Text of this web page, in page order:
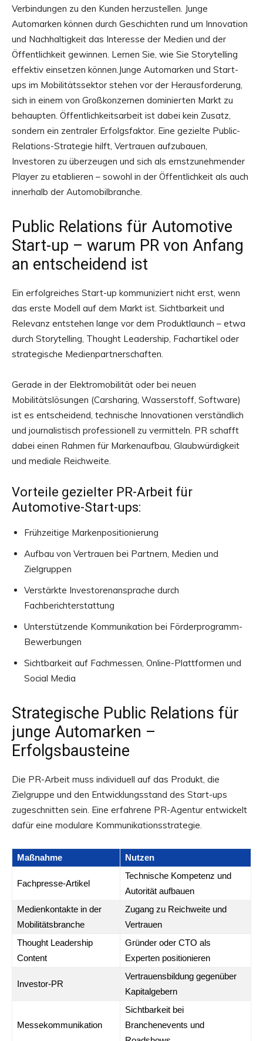
Verbindungen zu den Kunden herzustellen. Junge
Automarken können durch Geschichten rund um Innovation
und Nachhaltigkeit das Interesse der Medien und der
Öffentlichkeit gewinnen. Lernen Sie, wie Sie Storytelling
effektiv einsetzen können.Junge Automarken und Start-
ups im Mobilitätssektor stehen vor der Herausforderung,
sich in einem von Großkonzernen dominierten Markt zu
behaupten. Öffentlichkeitsarbeit ist dabei kein Zusatz,
sondern ein zentraler Erfolgsfaktor. Eine gezielte Public-
Relations-Strategie hilft, Vertrauen aufzubauen,
Investoren zu überzeugen und sich als ernstzunehmender
Player zu etablieren – sowohl in der Öffentlichkeit als auch
innerhalb der Automobilbranche.
Public Relations für Automotive
Start-up – warum PR von Anfang
an entscheidend ist
Ein erfolgreiches Start-up kommuniziert nicht erst, wenn
das erste Modell auf dem Markt ist. Sichtbarkeit und
Relevanz entstehen lange vor dem Produktlaunch – etwa
durch Storytelling, Thought Leadership, Fachartikel oder
strategische Medienpartnerschaften.
Gerade in der Elektromobilität oder bei neuen
Mobilitätslösungen (Carsharing, Wasserstoff, Software)
ist es entscheidend, technische Innovationen verständlich
und journalistisch professionell zu vermitteln. PR schafft
dabei einen Rahmen für Markenaufbau, Glaubwürdigkeit
und mediale Reichweite.
Vorteile gezielter PR-Arbeit für
Automotive-Start-ups:
Frühzeitige Markenpositionierung
Aufbau von Vertrauen bei Partnern, Medien und
Zielgruppen
Verstärkte Investorenansprache durch
Fachberichterstattung
Unterstützende Kommunikation bei Förderprogramm-
Bewerbungen
Sichtbarkeit auf Fachmessen, Online-Plattformen und
Social Media
Strategische Public Relations für
junge Automarken –
Erfolgsbausteine
Die PR-Arbeit muss individuell auf das Produkt, die
Zielgruppe und den Entwicklungsstand des Start-ups
zugeschnitten sein. Eine erfahrene PR-Agentur entwickelt
dafür eine modulare Kommunikationsstrategie.
Maßnahme Nutzen
Fachpresse-Artikel
Technische Kompetenz und
Autorität aufbauen
Medienkontakte in der
Mobilitätsbranche
Zugang zu Reichweite und
Vertrauen
Thought Leadership
Content
Gründer oder CTO als
Experten positionieren
Investor-PR
Vertrauensbildung gegenüber
Kapitalgebern
Messekommunikation
Sichtbarkeit bei
Branchenevents und